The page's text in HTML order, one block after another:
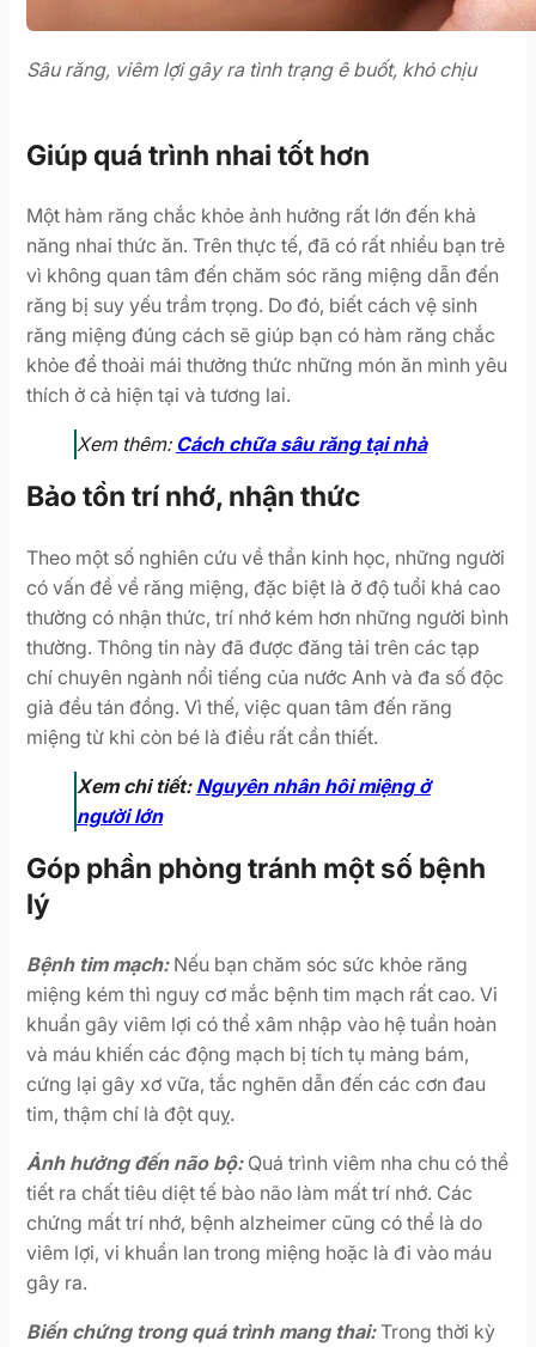
Sâu răng, viêm lợi gây ra tình trạng ê buốt, khó chịu
Giúp quá trình nhai tốt hơn
Một hàm răng chắc khỏe ảnh hưởng rất lớn đến khả
năng nhai thức ăn. Trên thực tế, đã có rất nhiều bạn trẻ
vì không quan tâm đến chăm sóc răng miệng dẫn đến
răng bị suy yếu trầm trọng. Do đó, biết cách vệ sinh
răng miệng đúng cách sẽ giúp bạn có hàm răng chắc
khỏe để thoải mái thưởng thức những món ăn mình yêu
thích ở cả hiện tại và tương lai.
Xem thêm: Cách chữa sâu răng tại nhà
Bảo tồn trí nhớ, nhận thức
Theo một số nghiên cứu về thần kinh học, những người
có vấn đề về răng miệng, đặc biệt là ở độ tuổi khá cao
thường có nhận thức, trí nhớ kém hơn những người bình
thường. Thông tin này đã được đăng tải trên các tạp
chí chuyên ngành nổi tiếng của nước Anh và đa số độc
giả đều tán đồng. Vì thế, việc quan tâm đến răng
miệng từ khi còn bé là điều rất cần thiết.
Xem chi tiết: Nguyên nhân hôi miệng ở
người lớn
Góp phần phòng tránh một số bệnh
lý
Bệnh tim mạch: Nếu bạn chăm sóc sức khỏe răng
miệng kém thì nguy cơ mắc bệnh tim mạch rất cao. Vi
khuẩn gây viêm lợi có thể xâm nhập vào hệ tuần hoàn
và máu khiến các động mạch bị tích tụ mảng bám,
cứng lại gây xơ vữa, tắc nghẽn dẫn đến các cơn đau
tim, thậm chí là đột quỵ.
Ảnh hưởng đến não bộ:Quá trình viêm nha chu có thể
tiết ra chất tiêu diệt tế bào não làm mất trí nhớ. Các
chứng mất trí nhớ, bệnh alzheimer cũng có thể là do
viêm lợi, vi khuẩn lan trong miệng hoặc là đi vào máu
gây ra.
Biến chứng trong quá trình mang thai:Trong thời kỳ